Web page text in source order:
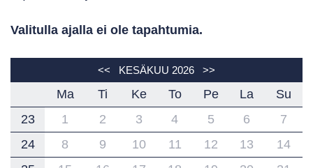
Valitulla ajalla ei ole tapahtumia.
<< KESÄKUU 2026 >>
Ma Ti Ke To Pe La
Su
23
1 2 3 4 5 6
7
24
8 9 10 11 12 13
14